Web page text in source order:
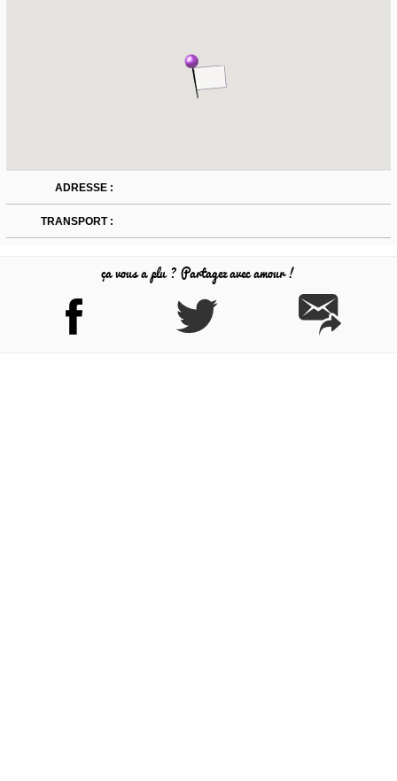
ADRESSE :
TRANSPORT :
ça vous a plu ? Partagez avec amour !